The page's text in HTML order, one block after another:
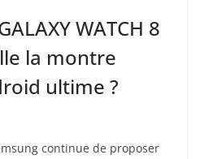
WATCH 8
la montre
ultime ?
continue de proposer